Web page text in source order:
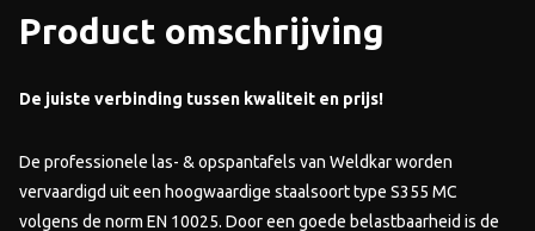
Product omschrijving
De juiste verbinding tussen kwaliteit en prijs!
De professionele las- & opspantafels van Weldkar worden
vervaardigd uit een hoogwaardige staalsoort type S355 MC
volgens de norm EN 10025. Door een goede belastbaarheid is de